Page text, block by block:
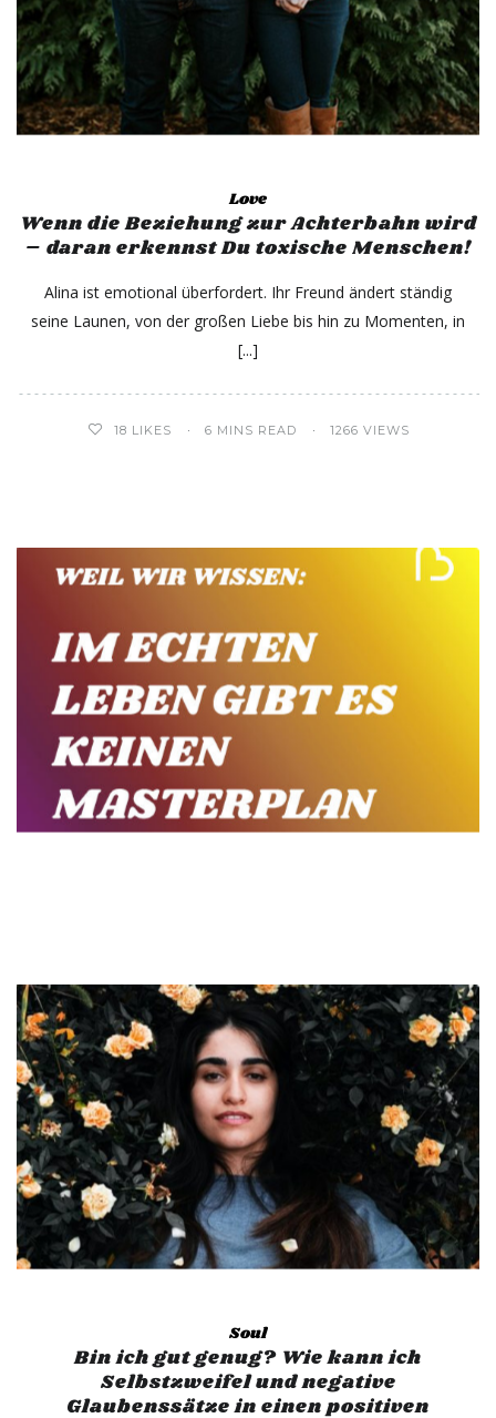
Love
Wenn die Beziehung zur Achterbahn wird
– daran erkennst Du toxische Menschen!
Alina ist emotional überfordert. Ihr Freund ändert ständig
seine Launen, von der großen Liebe bis hin zu Momenten, in
18 LIKES 6 MINS READ 1266 VIEWS
Soul
Bin ich gut genug? Wie kann ich
Selbstzweifel und negative
Glaubenssätze in einen positiven